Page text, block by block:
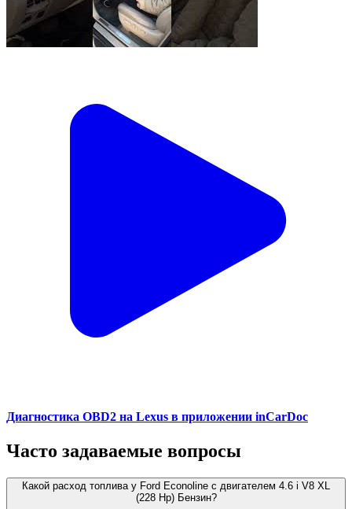
Диагностика OBD2 на Lexus в приложении inCarDoc
Часто задаваемые вопросы
Какой расход топлива у Ford Econoline с двигателем 4.6 i V8 XL
(228 Hp) Бензин?